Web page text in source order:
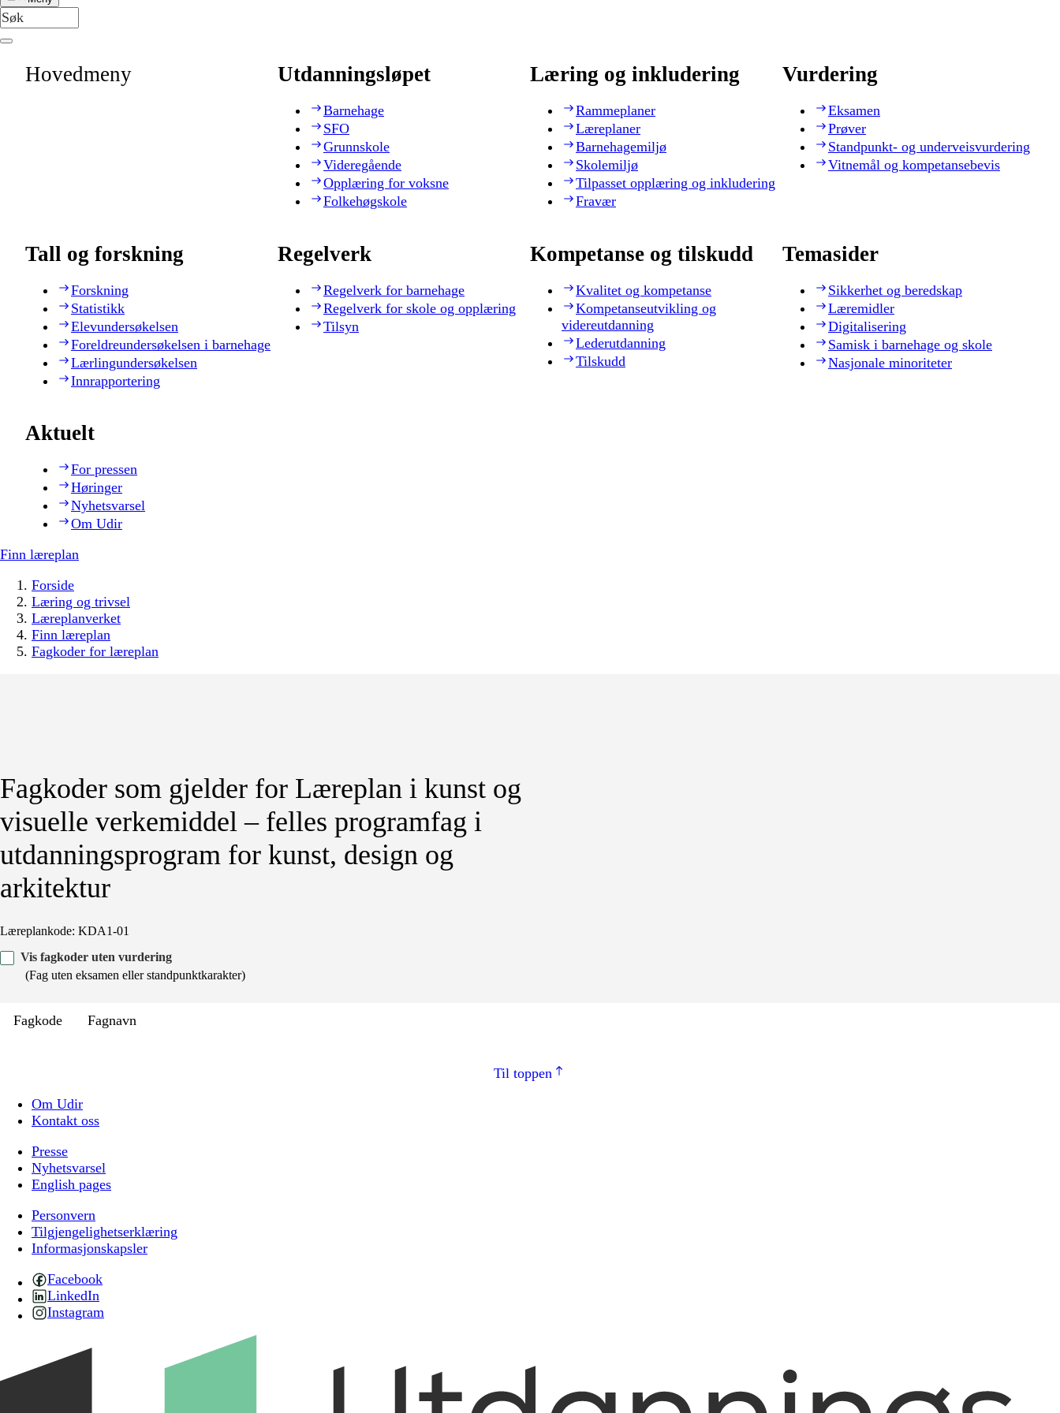
Hovedmeny Utdanningsløpet
Barnehage
SFO
Grunnskole
Videregående
Opplæring for voksne
Folkehøgskole
Læring og inkludering
Rammeplaner
Læreplaner
Barnehagemiljø
Skolemiljø
Tilpasset opplæring og inkludering
Fravær
Vurdering
Eksamen
Prøver
Standpunkt- og underveisvurdering
Vitnemål og kompetansebevis
Tall og forskning
Forskning
Statistikk
Elevundersøkelsen
Foreldreundersøkelsen i barnehage
Lærlingundersøkelsen
Innrapportering
Regelverk
Regelverk for barnehage
Regelverk for skole og opplæring
Tilsyn
Kompetanse og tilskudd
Kvalitet og kompetanse
Kompetanseutvikling og
videreutdanning
Lederutdanning
Tilskudd
Temasider
Sikkerhet og beredskap
Læremidler
Digitalisering
Samisk i barnehage og skole
Nasjonale minoriteter
Aktuelt
For pressen
Høringer
Nyhetsvarsel
Om Udir
Finn læreplan
Forside
Læring og trivsel
Læreplanverket
Finn læreplan
Fagkoder for læreplan
Fagkoder som gjelder for Læreplan i kunst og
visuelle verkemiddel – felles programfag i
utdanningsprogram for kunst, design og
arkitektur
Læreplankode: KDA1-01
Vis fagkoder uten vurdering
(Fag uten eksamen eller standpunktkarakter)
Fagkode Fagnavn
Til toppen
Om Udir
Kontakt oss
Presse
Nyhetsvarsel
English pages
Personvern
Tilgjengelighetserklæring
Informasjonskapsler
Facebook
LinkedIn
Instagram